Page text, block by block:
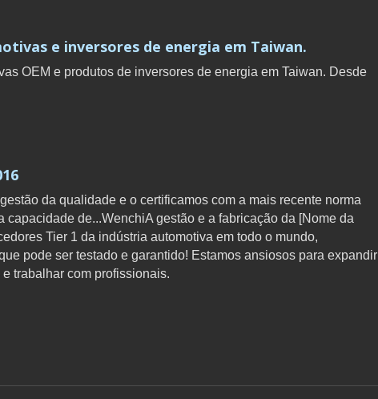
e inversores de energia em Taiwan.
OEM e produtos de inversores de energia em Taiwan. Desde
da qualidade e o certificamos com a mais recente norma
capacidade de...WenchiA gestão e a fabricação da [Nome da
Tier 1 da indústria automotiva em todo o mundo,
pode ser testado e garantido! Estamos ansiosos para expandir
trabalhar com profissionais.